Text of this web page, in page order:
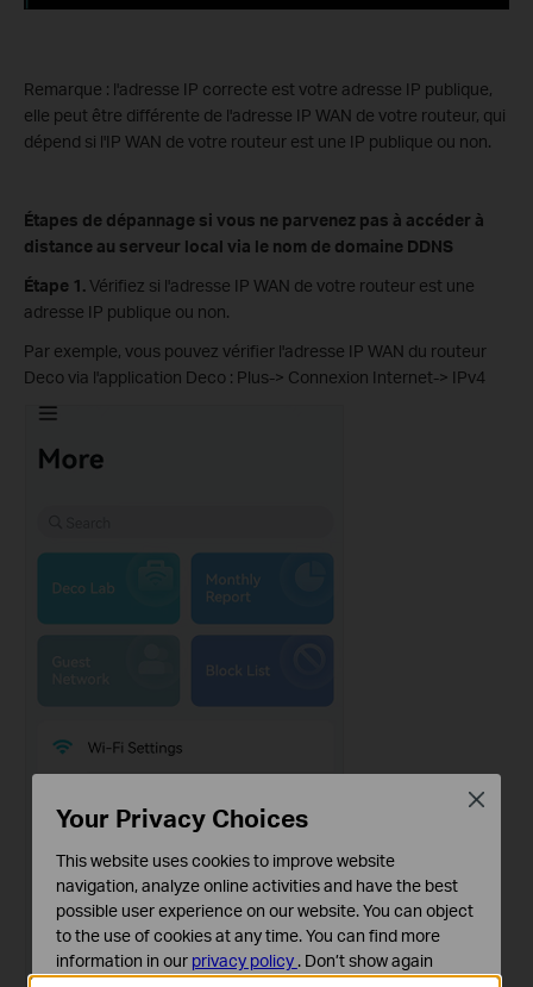
Remarque : l'adresse IP correcte est votre adresse IP publique,
elle peut être différente de l'adresse IP WAN de votre routeur, qui
dépend si l'IP WAN de votre routeur est une IP publique ou non.
Étapes de dépannage si vous ne parvenez pas à accéder à
distance au serveur local via le nom de domaine DDNS
Étape 1.Vérifiez si l'adresse IP WAN de votre routeur est une
adresse IP publique ou non.
Par exemple, vous pouvez vérifier l'adresse IP WAN du routeur
Deco via l'application Deco : Plus-> Connexion Internet-> IPv4
Your Privacy Choices
This website uses cookies to improve website
navigation, analyze online activities and have the best
possible user experience on our website. You can object
to the use of cookies at any time. You can find more
information in our privacy policy . Don’t show again
Close